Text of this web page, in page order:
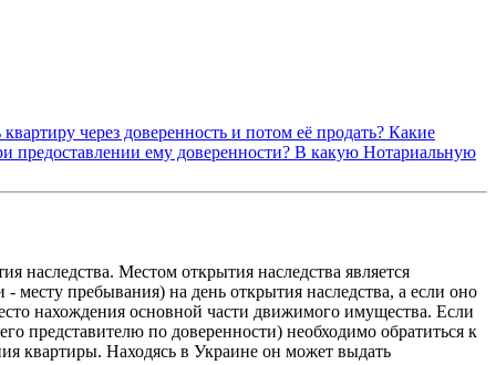
через доверенность и потом её продать? Какие
предоставлении ему доверенности? В какую Нотариальную
наследства. Местом открытия наследства является
- месту пребывания) на день открытия наследства, а если оно
нахождения основной части движимого имущества. Если
представителю по доверенности) необходимо обратиться к
квартиры. Находясь в Украине он может выдать